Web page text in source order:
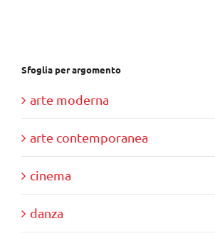
Sfoglia per argomento
arte moderna
arte contemporanea
cinema
danza